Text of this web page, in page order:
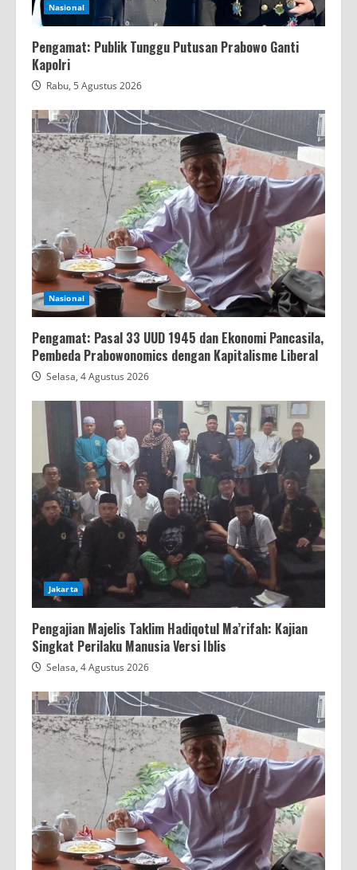
Nasional
Pengamat: Publik Tunggu Putusan Prabowo Ganti
Kapolri
Rabu, 5 Agustus 2026
Nasional
Pengamat: Pasal 33 UUD 1945 dan Ekonomi Pancasila,
Pembeda Prabowonomics dengan Kapitalisme Liberal
Selasa, 4 Agustus 2026
Jakarta
Pengajian Majelis Taklim Hadiqotul Ma’rifah: Kajian
Singkat Perilaku Manusia Versi Iblis
Selasa, 4 Agustus 2026